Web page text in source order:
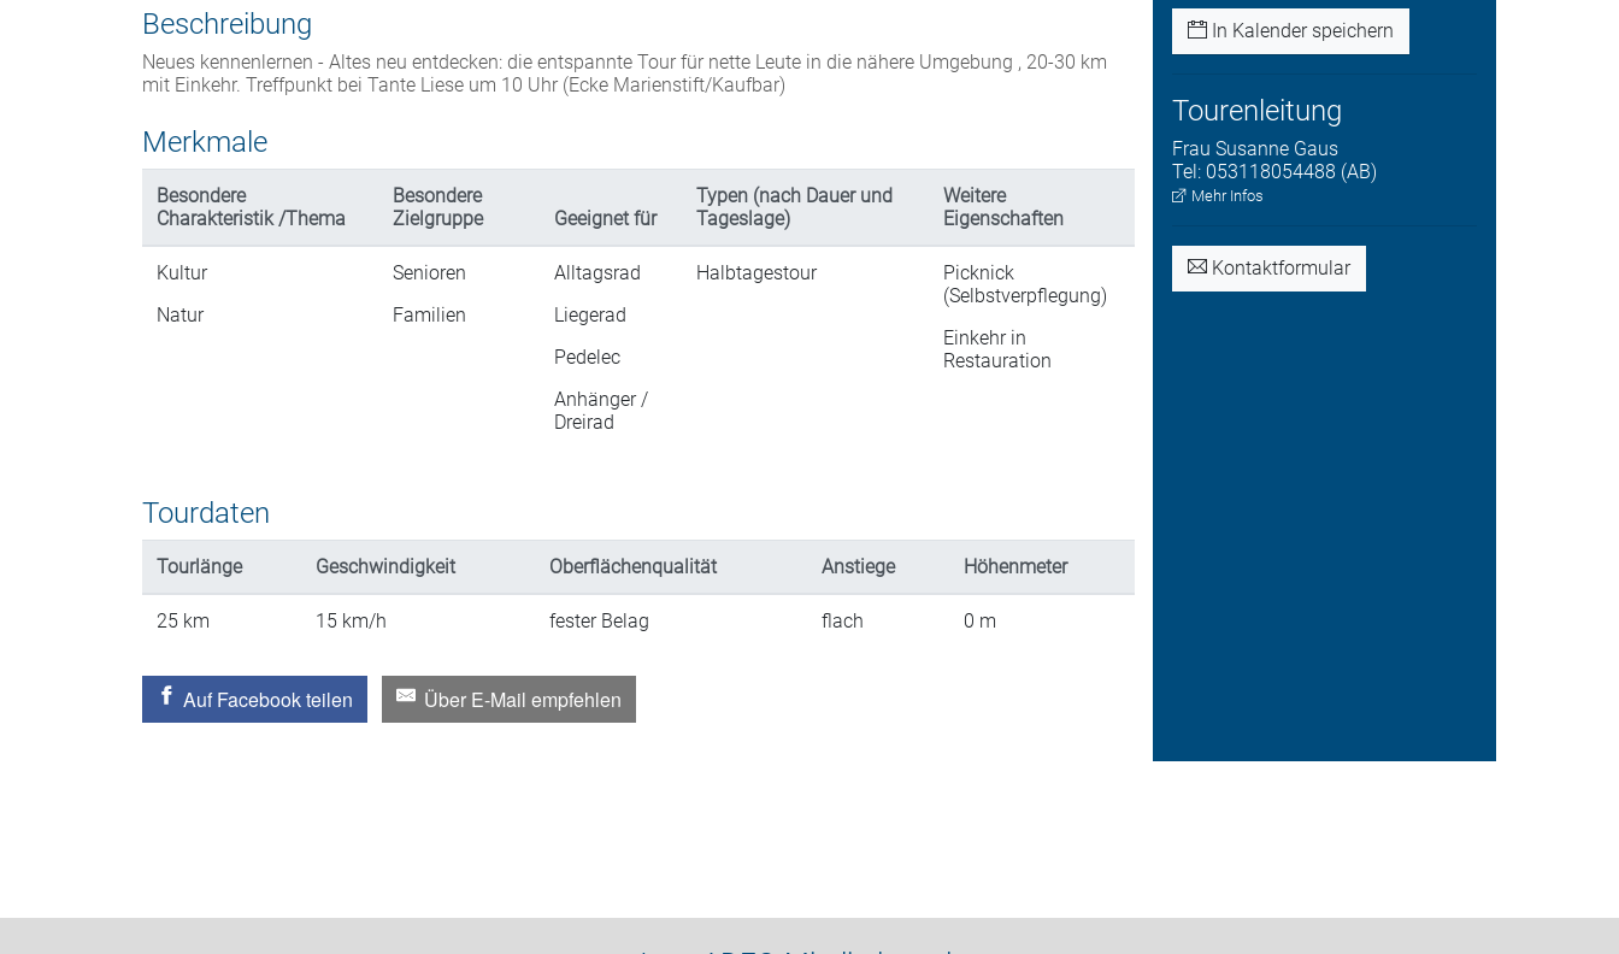
In Kalender speichern
Tourenleitung
Frau Susanne Gaus
Tel: 053118054488 (AB)
Mehr Infos
Kontaktformular
Beschreibung
Neues kennenlernen - Altes neu entdecken: die entspannte Tour für nette Leute in die nähere Umgebung , 20-30 km
mit Einkehr. Treffpunkt bei Tante Liese um 10 Uhr (Ecke Marienstift/Kaufbar)
Merkmale
Besondere
Charakteristik /Thema
Besondere
Zielgruppe
Geeignet für
Typen (nach Dauer und
Tageslage)
Weitere
Eigenschaften
Kultur
Natur
Senioren
Familien
Alltagsrad
Liegerad
Pedelec
Anhänger /
Dreirad
Halbtagestour
Picknick
(Selbstverpflegung)
Einkehr in
Restauration
Tourdaten
Tourlänge Geschwindigkeit Oberflächenqualität Anstiege Höhenmeter
25 km 15 km/h fester Belag flach 0 m
Auf Facebook teilen Über E-Mail empfehlen